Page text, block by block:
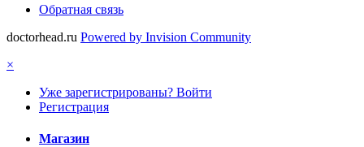
Обратная связь
doctorhead.ru Powered by Invision Community
×
Уже зарегистрированы? Войти
Регистрация
Магазин